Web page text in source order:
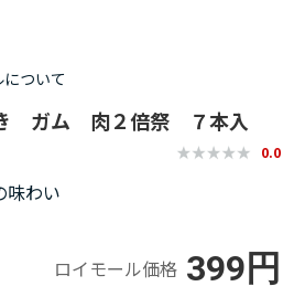
ついて
ガム 肉２倍祭 ７本入
0.0
味わい
ロイモール価格 399円